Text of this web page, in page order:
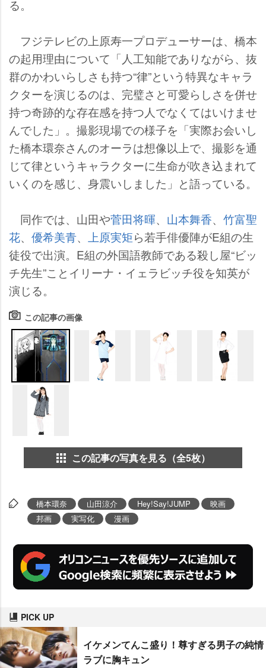
る。
フジテレビの上原寿一プロデューサーは、橋本
の起用理由について「人工知能でありながら、抜
群のかわいらしさも持つ“律”という特異なキャラ
クターを演じるのは、完璧さと可愛らしさを併せ
持つ奇跡的な存在感を持つ人でなくてはいけませ
んでした」。撮影現場での様子を「実際お会いし
た橋本環奈さんのオーラは想像以上で、撮影を通
じて律というキャラクターに生命が吹き込まれて
いくのを感じ、身震いしました」と語っている。
同作では、山田菅田将暉、 山本舞香、 竹富聖
花、 優希美青、 上原実矩ら若手俳優陣がE組の生
徒役で出演。E組の外国語教師である殺し屋“ビッ
チ先生”ことイリーナ・イェラビッチ役を知英が
演じる。
この記事の画像
この記事の写真を見る（全5枚）
橋本環奈 山田涼介 Hey!Say!JUMP
映画
邦画
実写化 漫画
PICK UP
イケメンてんこ盛り！尊すぎる男子の純情
ラブに胸キュン